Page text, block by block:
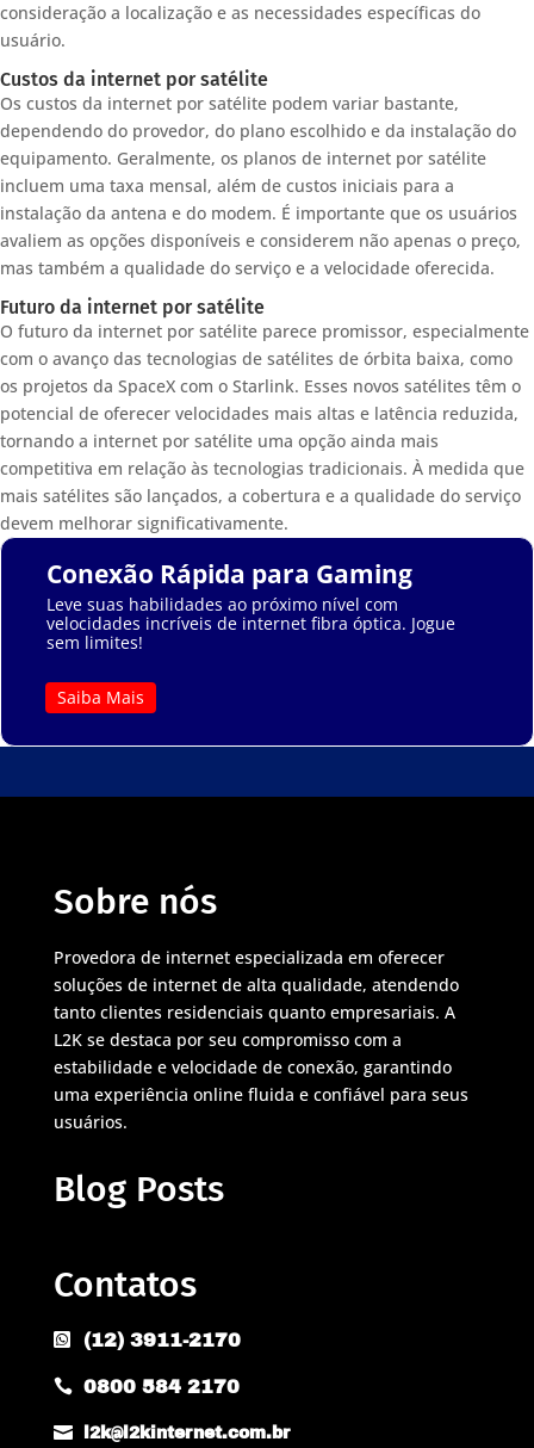
consideração a localização e as necessidades específicas do
usuário.
Custos da internet por satélite
Os custos da internet por satélite podem variar bastante,
dependendo do provedor, do plano escolhido e da instalação do
equipamento. Geralmente, os planos de internet por satélite
incluem uma taxa mensal, além de custos iniciais para a
instalação da antena e do modem. É importante que os usuários
avaliem as opções disponíveis e considerem não apenas o preço,
mas também a qualidade do serviço e a velocidade oferecida.
Futuro da internet por satélite
O futuro da internet por satélite parece promissor, especialmente
com o avanço das tecnologias de satélites de órbita baixa, como
os projetos da SpaceX com o Starlink. Esses novos satélites têm o
potencial de oferecer velocidades mais altas e latência reduzida,
tornando a internet por satélite uma opção ainda mais
competitiva em relação às tecnologias tradicionais. À medida que
mais satélites são lançados, a cobertura e a qualidade do serviço
devem melhorar significativamente.
Conexão Rápida para Gaming
Leve suas habilidades ao próximo nível com
velocidades incríveis de internet fibra óptica. Jogue
sem limites!
Saiba Mais
Sobre nós
Provedora de internet especializada em oferecer
soluções de internet de alta qualidade, atendendo
tanto clientes residenciais quanto empresariais. A
L2K se destaca por seu compromisso com a
estabilidade e velocidade de conexão, garantindo
uma experiência online fluida e confiável para seus
usuários.
Blog Posts
Contatos
 (12) 3911-2170
 0800 584 2170
 l2k@l2kinternet.com.br